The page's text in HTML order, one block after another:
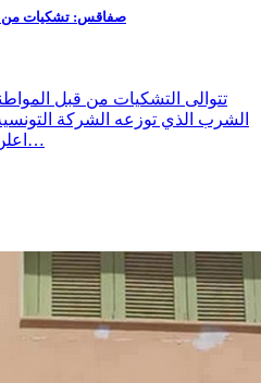
صفاقس: تشكيات من
تتوالى التشكيات من قبل
الشرب الذي توزعه الشركة
اعلن حمزة الفيل عن مركز البحوث…